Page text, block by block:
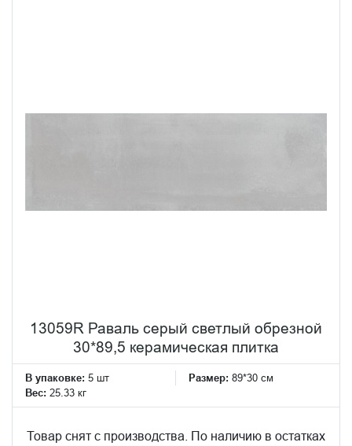
13059R Раваль серый светлый обрезной
30*89,5 керамическая плитка
В упаковке: 5 шт Размер: 89*30 см
Вес: 25.33 кг
Товар снят с производства. По наличию в остатках